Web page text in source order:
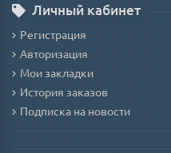
Личный кабинет
Регистрация
Авторизация
Мои закладки
История заказов
Подписка на новости